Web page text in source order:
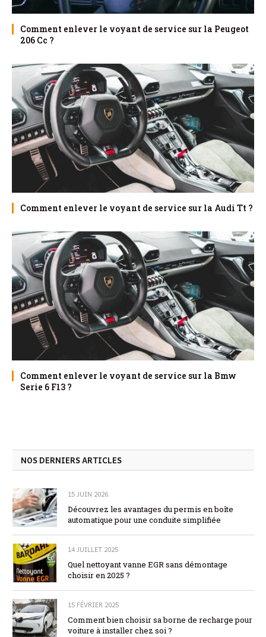
Comment enlever le voyant de service sur la Peugeot
206 Cc ?
Comment enlever le voyant de service sur la Audi Tt ?
Comment enlever le voyant de service sur la Bmw
Serie 6 F13 ?
NOS DERNIERS ARTICLES
15 JUIN 2026
Découvrez les avantages du permis en boîte
automatique pour une conduite simplifiée
14 JUILLET 2025
Quel nettoyant vanne EGR sans démontage
choisir en 2025 ?
15 FÉVRIER 2025
Comment bien choisir sa borne de recharge pour
voiture à installer chez soi ?